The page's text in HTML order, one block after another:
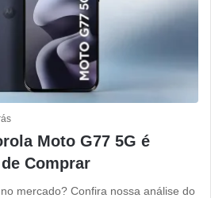
Moto G77 5G é
Comprar
mercado? Confira nossa análise do